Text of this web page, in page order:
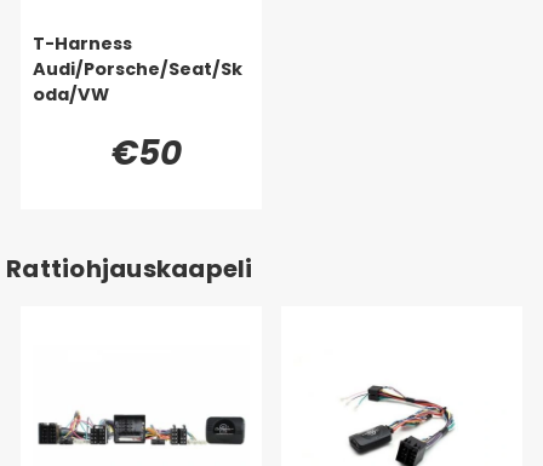
T-Harness
Audi/Porsche/Seat/Sk
oda/VW
€50
Rattiohjauskaapeli